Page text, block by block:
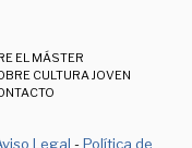
EL MÁSTER
CULTURA JOVEN
Legal -Política de